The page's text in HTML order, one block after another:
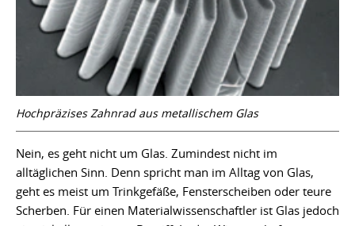
Hochpräzises Zahnrad aus metallischem Glas
Nein, es geht nicht um Glas. Zumindest nicht im
alltäglichen Sinn. Denn spricht man im Alltag von Glas,
geht es meist um Trinkgefäße, Fensterscheiben oder teure
Scherben. Für einen Materialwissenschaftler ist Glas jedoch